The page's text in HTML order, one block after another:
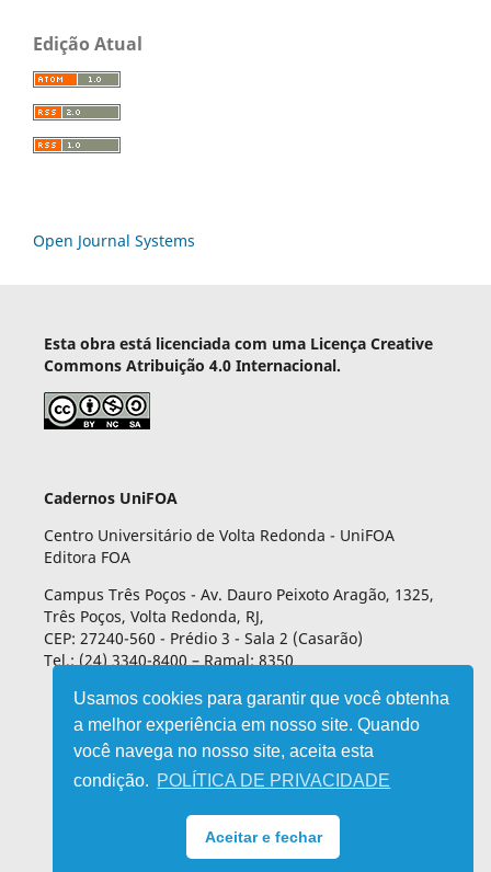
Usamos cookies para garantir que você obtenha
a melhor experiência em nosso site. Quando
você navega no nosso site, aceita esta
condição. POLÍTICA DE PRIVACIDADE
Aceitar e fechar
Edição Atual
Open Journal Systems
Esta obra está licenciada com uma Licença Creative
Commons Atribuição 4.0 Internacional.
Cadernos UniFOA
Centro Universitário de Volta Redonda - UniFOA
Editora FOA
Campus Três Poços - Av. Dauro Peixoto Aragão, 1325,
Três Poços, Volta Redonda, RJ,
CEP: 27240-560 - Prédio 3 - Sala 2 (Casarão)
Tel.: (24) 3340-8400 – Ramal: 8350